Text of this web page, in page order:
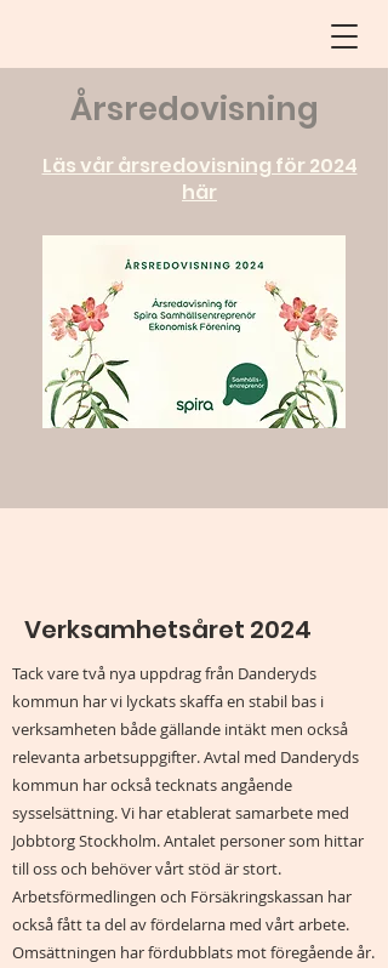
Årsredovisning
Läs vår årsredovisning för 2024
här
Verksamhetsåret 2024
Tack vare två nya uppdrag från Danderyds
kommun har vi lyckats skaffa en stabil bas i
verksamheten både gällande intäkt men också
relevanta arbetsuppgifter. Avtal med Danderyds
kommun har också tecknats angående
sysselsättning. Vi har etablerat samarbete med
Jobbtorg Stockholm. Antalet personer som hittar
till oss och behöver vårt stöd är stort.
Arbetsförmedlingen och Försäkringskassan har
också fått ta del av fördelarna med vårt arbete.
Omsättningen har fördubblats mot föregående år.